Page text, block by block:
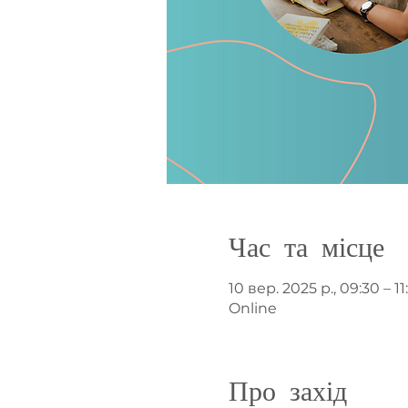
Час та місце
10 вер. 2025 р., 09:30 –
Online
Про захід